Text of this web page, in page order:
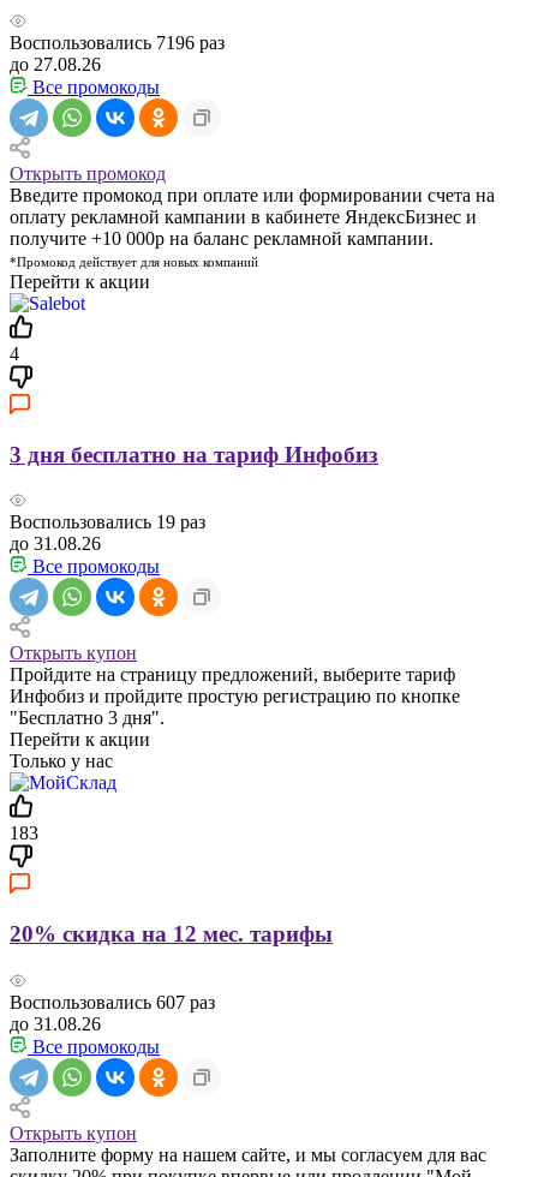
Воспользовались 7196 раз
до 27.08.26
Все промокоды
Открыть промокод
Введите промокод при оплате или формировании счета на
оплату рекламной кампании в кабинете ЯндексБизнес и
получите +10 000р на баланс рекламной кампании.
*Промокод действует для новых компаний
Перейти к акции
4
3 дня бесплатно на тариф Инфобиз
Воспользовались 19 раз
до 31.08.26
Все промокоды
Открыть купон
Пройдите на страницу предложений, выберите тариф
Инфобиз и пройдите простую регистрацию по кнопке
"Бесплатно 3 дня".
Перейти к акции
Только у нас
183
20% скидка на 12 мес. тарифы
Воспользовались 607 раз
до 31.08.26
Все промокоды
Открыть купон
Заполните форму на нашем сайте, и мы согласуем для вас